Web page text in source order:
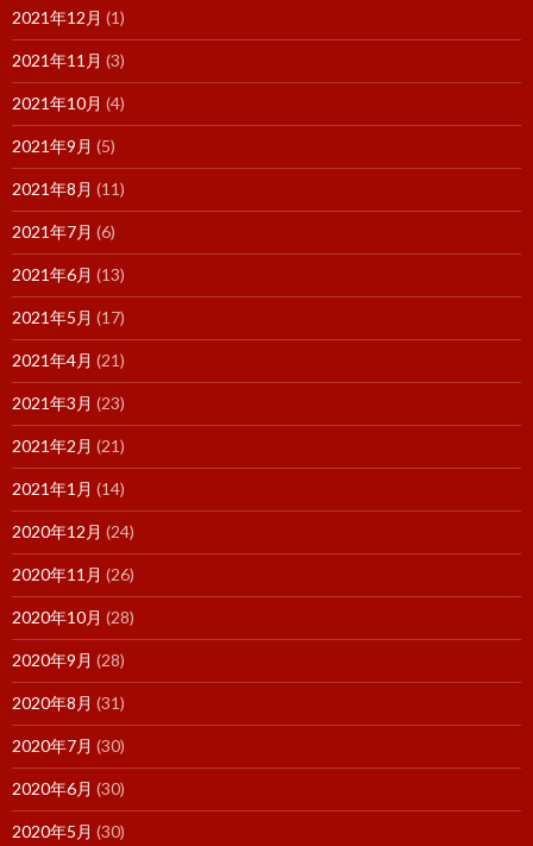
2021年12月 (1)
2021年11月 (3)
2021年10月 (4)
2021年9月 (5)
2021年8月 (11)
2021年7月 (6)
2021年6月 (13)
2021年5月 (17)
2021年4月 (21)
2021年3月 (23)
2021年2月 (21)
2021年1月 (14)
2020年12月 (24)
2020年11月 (26)
2020年10月 (28)
2020年9月 (28)
2020年8月 (31)
2020年7月 (30)
2020年6月 (30)
2020年5月 (30)